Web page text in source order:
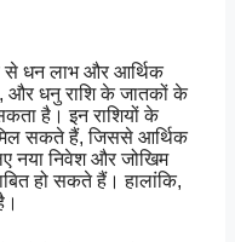
से धन लाभ और आर्थिक
और धनु राशि के जातकों के
है। इन राशियों के
सकते हैं, जिससे आर्थिक
नया निवेश और जोखिम
हो सकते हैं। हालांकि,